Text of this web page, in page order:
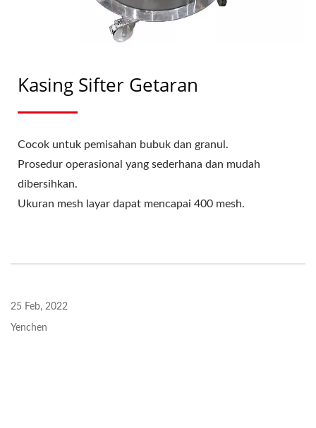
Kasing Sifter Getaran
Cocok untuk pemisahan bubuk dan granul.
Prosedur operasional yang sederhana dan mudah
dibersihkan.
Ukuran mesh layar dapat mencapai 400 mesh.
25 Feb, 2022
Yenchen